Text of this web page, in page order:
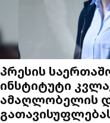
პრესის
ინსტიტუტი
ამაღლობელის